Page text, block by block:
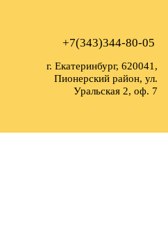
+7(343)344-80-05
г. Екатеринбург, 620041,
Пионерский район, ул.
Уральская 2, оф. 7